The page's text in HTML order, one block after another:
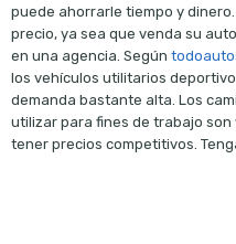
puede ahorrarle tiempo y
precio, ya sea que venda su
en una agencia. Según
los vehículos utilitarios
demanda bastante alta. Los
utilizar para fines de trabajo
tener precios competitivos.